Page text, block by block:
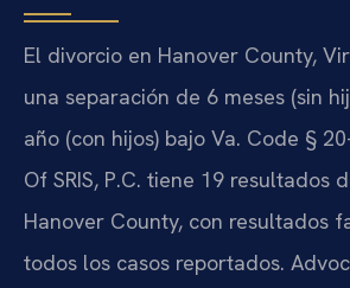
El divorcio en Hanover County,
una separación de 6 meses (sin
año (con hijos) bajo Va. Code §
Of SRIS, P.C. tiene 19 resultados
Hanover County, con resultados
todos los casos reportados.